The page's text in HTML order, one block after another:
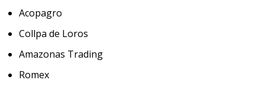
Acopagro
Collpa de Loros
Amazonas Trading
Romex